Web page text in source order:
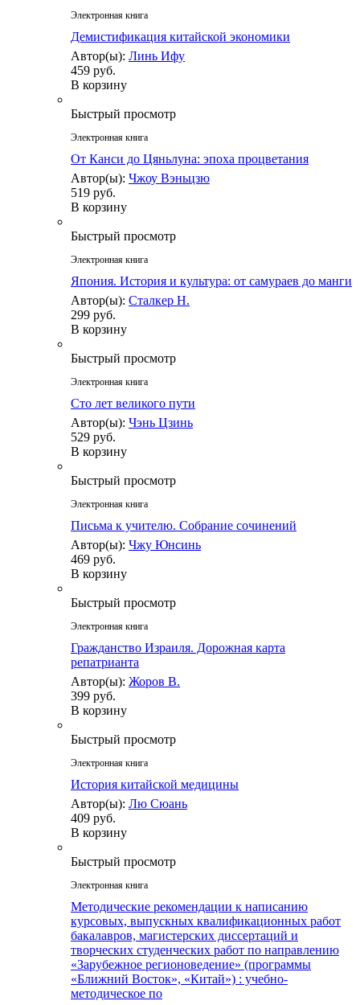
Электронная книга
Демистификация китайской экономики
Автор(ы): Линь Ифу
459 руб.
В корзину
Быстрый просмотр
Электронная книга
От Канси до Цяньлуна: эпоха процветания
Автор(ы): Чжоу Вэньцзю
519 руб.
В корзину
Быстрый просмотр
Электронная книга
Япония. История и культура: от самураев до манги
Автор(ы): Сталкер Н.
299 руб.
В корзину
Быстрый просмотр
Электронная книга
Сто лет великого пути
Автор(ы): Чэнь Цзинь
529 руб.
В корзину
Быстрый просмотр
Электронная книга
Письма к учителю. Собрание сочинений
Автор(ы): Чжу Юнсинь
469 руб.
В корзину
Быстрый просмотр
Электронная книга
Гражданство Израиля. Дорожная карта
репатрианта
Автор(ы): Жоров В.
399 руб.
В корзину
Быстрый просмотр
Электронная книга
История китайской медицины
Автор(ы): Лю Сюань
409 руб.
В корзину
Быстрый просмотр
Электронная книга
Методические рекомендации к написанию
курсовых, выпускных квалификационных работ
бакалавров, магистерских диссертаций и
творческих студенческих работ по направлению
«Зарубежное регионоведение» (программы
«Ближний Восток», «Китай») : учебно-
методическое по